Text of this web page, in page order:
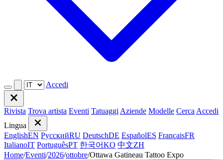
Accedi
Rivista Trova artista Eventi Tatuaggi Aziende Modelle Cerca Accedi
Lingua
EnglishEN РусскийRU DeutschDE EspañolES FrançaisFR
ItalianoIT PortuguêsPT 한국어KO 中文ZH
Home/Eventi/2026/ottobre/Ottawa Gatineau Tattoo Expo